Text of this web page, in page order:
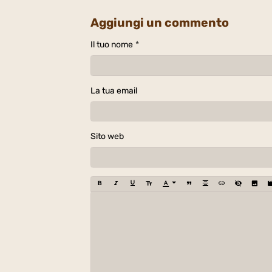
Aggiungi un commento
Il tuo nome
La tua email
Sito web